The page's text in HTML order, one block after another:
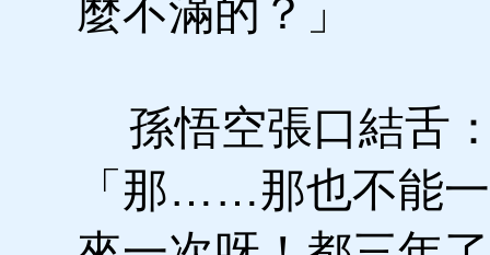
麼不滿的？」
孫悟空張口結舌
「那……那也不能